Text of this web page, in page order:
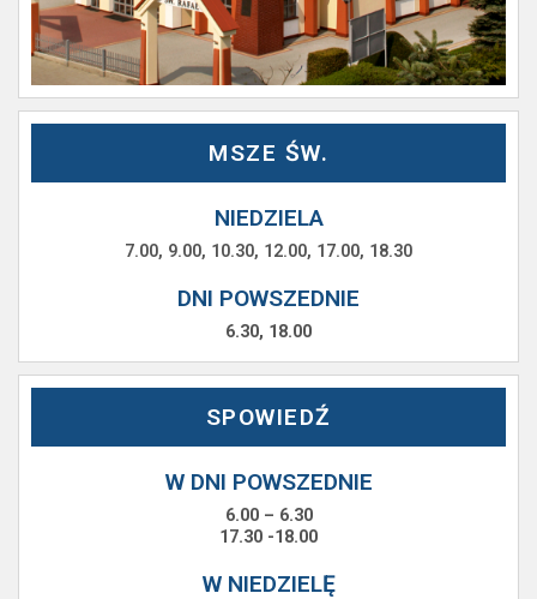
MSZE ŚW.
NIEDZIELA
7.00, 9.00, 10.30, 12.00, 17.00, 18.30
DNI POWSZEDNIE
6.30, 18.00
SPOWIEDŹ
W DNI POWSZEDNIE
6.00 – 6.30
17.30 -18.00
W NIEDZIELĘ